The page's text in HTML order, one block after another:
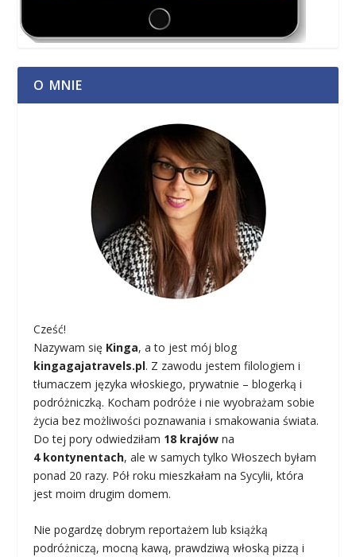
O MNIE
Cześć!
Nazywam się Kinga, a to jest mój blog
kingagajatravels.pl. Z zawodu jestem filologiem i
tłumaczem języka włoskiego, prywatnie – blogerką i
podróżniczką. Kocham podróże i nie wyobrażam sobie
życia bez możliwości poznawania i smakowania świata.
Do tej pory odwiedziłam 18 krajów na
4 kontynentach, ale w samych tylko Włoszech byłam
ponad 20 razy. Pół roku mieszkałam na Sycylii, która
jest moim drugim domem.
Nie pogardzę dobrym reportażem lub książką
podróżniczą, mocną kawą, prawdziwą włoską pizzą i